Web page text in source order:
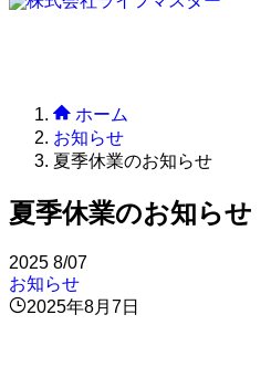
ホーム
お知らせ
夏季休業のお知らせ
夏季休業のお知らせ
2025 8/07
お知らせ
2025年8月7日